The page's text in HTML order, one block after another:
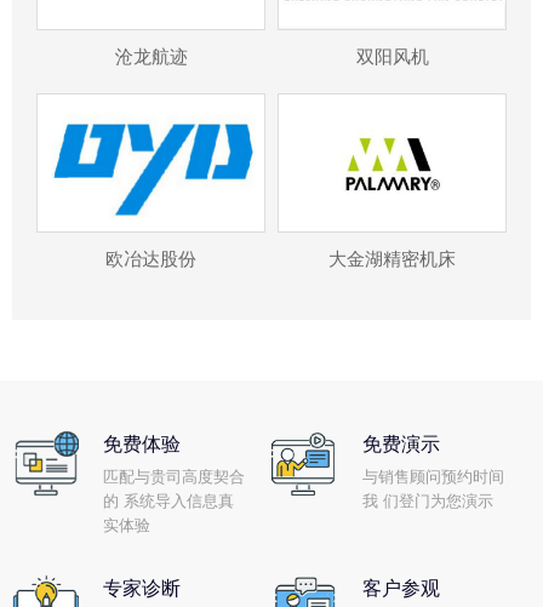
沧龙航迹 双阳风机
欧冶达股份 大金湖精密机床
免费体验
匹配与贵司高度契合
的 系统导入信息真
实体验
免费演示
与销售顾问预约时间
我 们登门为您演示
专家诊断 客户参观